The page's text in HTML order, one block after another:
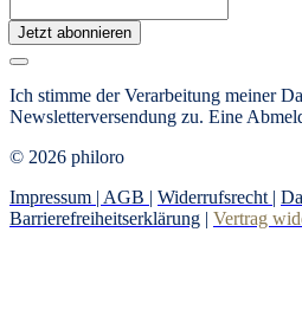
Jetzt abonnieren
Ich stimme der Verarbeitung meiner
Newsletterversendung zu. Eine
© 2026 philoro
Impressum | AGB | Widerrufsrecht |
Barrierefreiheitserklärung | Vertrag